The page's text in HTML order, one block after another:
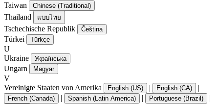
Taiwan
Chinese (Traditional)
Thailand แบบไทย
Tschechische Republik Čeština
Türkei Türkçe
U
Ukraine
Українська
Ungarn Magyar
V
Vereinigte Staaten von Amerika
English (US) | English (CA) |
French (Canada) | Spanish (Latin America) | Portuguese (Brazil) |